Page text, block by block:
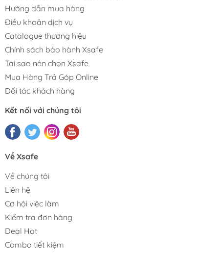
Hướng dẫn mua hàng
Điều khoản dịch vụ
Catalogue thương hiệu
Chính sách bảo hành Xsafe
Tại sao nên chọn Xsafe
Mua Hàng Trả Góp Online
Đối tác khách hàng
Kết nối với chúng tôi
Về Xsafe
Về chúng tôi
Liên hệ
Cơ hội việc làm
Kiểm tra đơn hàng
Deal Hot
Combo tiết kiệm